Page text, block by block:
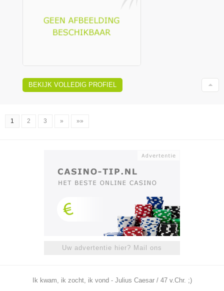
BEKIJK VOLLEDIG PROFIEL
1 2 3 » »»
Uw advertentie hier? Mail ons
Ik kwam, ik zocht, ik vond - Julius Caesar / 47 v.Chr. ;)